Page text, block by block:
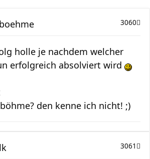
3060
holle je nachdem welcher
erfolgreich absolviert wird
den kenne ich nicht! ;)
3061